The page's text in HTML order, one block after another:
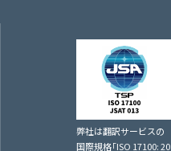
弊社は翻訳サービスの
国際規格｢ISO 17100: 20